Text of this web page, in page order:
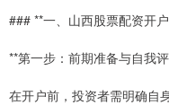
### **一、山西股票配资开
**第一步：前期准备与自我
在开户前，投资者需明确自